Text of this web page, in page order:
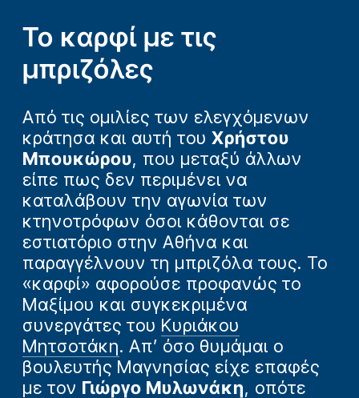
Το καρφί με τις
μπριζόλες
Από τις ομιλίες των ελεγχόμενων
κράτησα και αυτή του Χρήστου
Μπουκώρου, που μεταξύ άλλων
είπε πως δεν περιμένει να
καταλάβουν την αγωνία των
κτηνοτρόφων όσοι κάθονται σε
εστιατόριο στην Αθήνα και
παραγγέλνουν τη μπριζόλα τους. Το
«καρφί» αφορούσε προφανώς το
Μαξίμου και συγκεκριμένα
συνεργάτες του Κυριάκου
Μητσοτάκη. Απ’ όσο θυμάμαι ο
βουλευτής Μαγνησίας είχε επαφές
με τον Γιώργο Μυλωνάκη, οπότε